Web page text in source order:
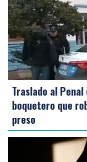
Traslado al
boquetero que
preso